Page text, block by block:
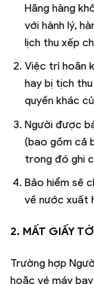
Hãng hàng
với hành lý,
lịch thu xếp
Việc trì hoãn
hay bị tịch
quyền khác
Người được
(bao gồm cả
trong đó ghi
Bảo hiểm sẽ
về nước xuất
2. MẤT GIẤY
Trường hợp
hoặc vé máy